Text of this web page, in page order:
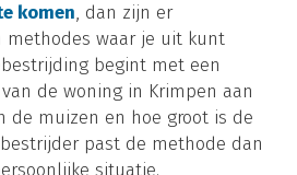
komen, dan zijn er
methodes waar je uit kunt
begint met een
de woning in Krimpen aan
de muizen en hoe groot is de
past de methode dan
situatie.